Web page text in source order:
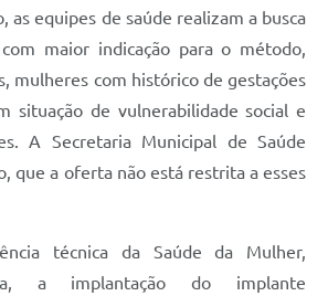
as equipes de saúde realizam a busca
maior indicação para o método,
mulheres com histórico de gestações
situação de vulnerabilidade social e
A Secretaria Municipal de Saúde
que a oferta não está restrita a esses
técnica da Saúde da Mulher,
a implantação do implante